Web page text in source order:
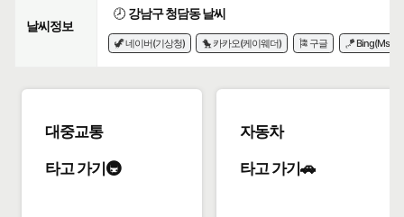
날씨정보
🕗 강남구 청담동 날씨
🦖 네이버(기상청) 🐤 카카오(케이웨더) 🎏 구글 🪁 Bing(Msn)
대중교통
타고 가기🚇
자동차
타고 가기🚗